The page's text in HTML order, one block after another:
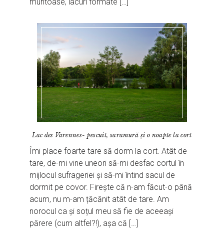
Lac des Varennes- pescuit, saramură și o noapte la cort
Îmi place foarte tare să dorm la cort. Atât de
tare, de-mi vine uneori să-mi desfac cortul în
mijlocul sufrageriei și să-mi întind sacul de
dormit pe covor. Firește că n-am făcut-o până
acum, nu m-am țăcănit atât de tare. Am
norocul ca și soțul meu să fie de aceeași
părere (cum altfel?!), așa că […]